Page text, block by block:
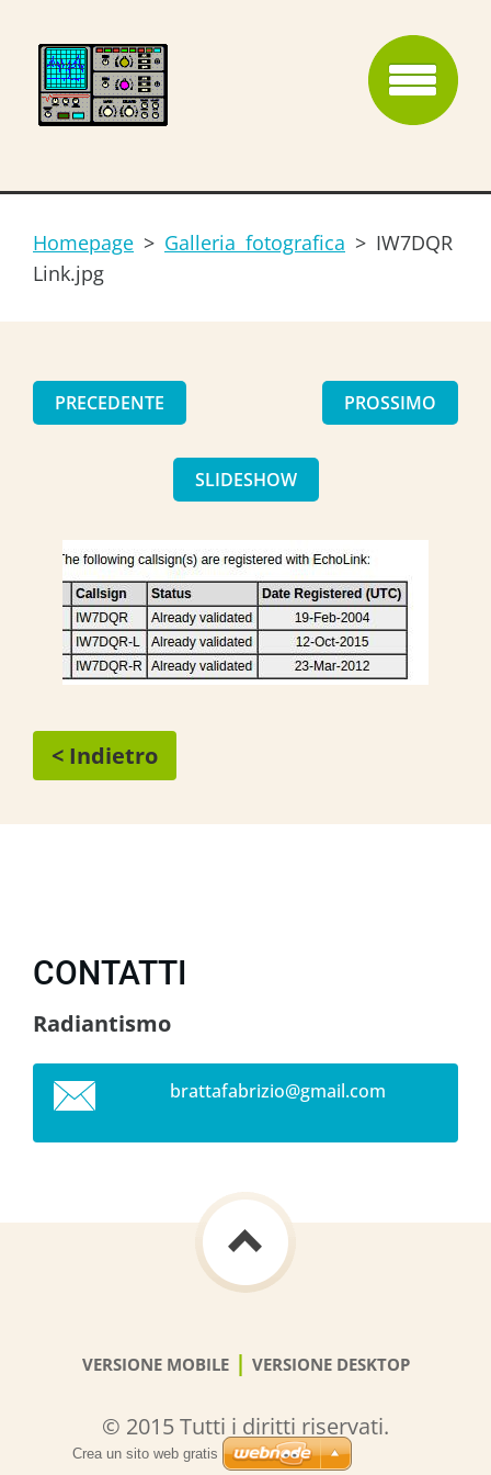
Homepage > Galleria fotografica > IW7DQR
Link.jpg
PRECEDENTE PROSSIMO
SLIDESHOW
< Indietro
CONTATTI
Radiantismo
brattafabrizio@gmail.com
VERSIONE MOBILE | VERSIONE DESKTOP
© 2015 Tutti i diritti riservati.
Crea un sito web gratis